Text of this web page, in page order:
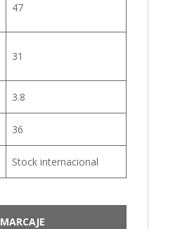
47
31
3.8
36
Stock internacional
MARCAJE